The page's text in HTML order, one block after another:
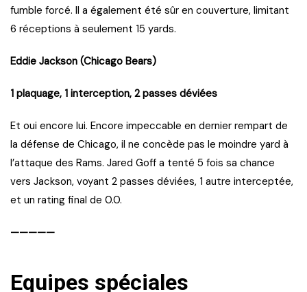
fumble forcé. Il a également été sûr en couverture, limitant
6 réceptions à seulement 15 yards.
Eddie Jackson (Chicago Bears)
1 plaquage, 1 interception, 2 passes déviées
Et oui encore lui. Encore impeccable en dernier rempart de
la défense de Chicago, il ne concède pas le moindre yard à
l’attaque des Rams. Jared Goff a tenté 5 fois sa chance
vers Jackson, voyant 2 passes déviées, 1 autre interceptée,
et un rating final de 0.0.
—————
Equipes spéciales